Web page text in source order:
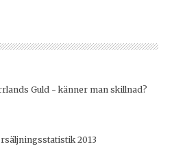
Guld - känner man skillnad?
2013